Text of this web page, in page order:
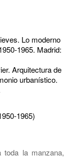
Lo moderno
1965. Madrid:
Arquitectura de
urbanístico.
1965)
toda la manzana,